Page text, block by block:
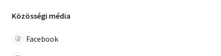
Közösségi média
Facebook